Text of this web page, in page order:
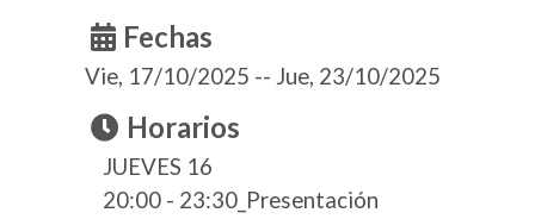
Fechas
Vie, 17/10/2025 -- Jue, 23/10/2025
Horarios
JUEVES 16
20:00 - 23:30_Presentación